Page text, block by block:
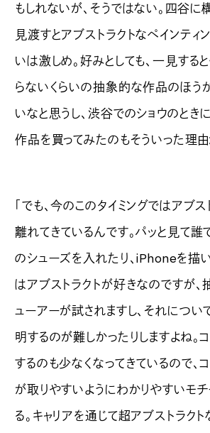
もしれないが、そうではない。四谷に
見渡すとアブストラクトなペインティ
いは激しめ。好みとしても、一見する
らないくらいの抽象的な作品のほう
いなと思うし、渋谷でのショウのとき
作品を買ってみたのもそういった理由
「でも、今のこのタイミングではアブ
離れてきているんです。パッと見て誰
のシューズを入れたり、iPhoneを描
はアブストラクトが好きなのですが
ューアーが試されますし、それについ
明するのが難しかったりしますよね。
するのも少なくなってきているので、
が取りやすいようにわかりやすいモ
る。キャリアを通じて超アブストラク